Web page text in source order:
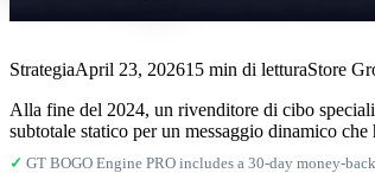
StrategiaApril 23, 202615 min di letturaStore
Alla fine del 2024, un rivenditore di cibo
subtotale statico per un messaggio dinamico
✓ GT BOGO Engine PRO includes a 30-day money-